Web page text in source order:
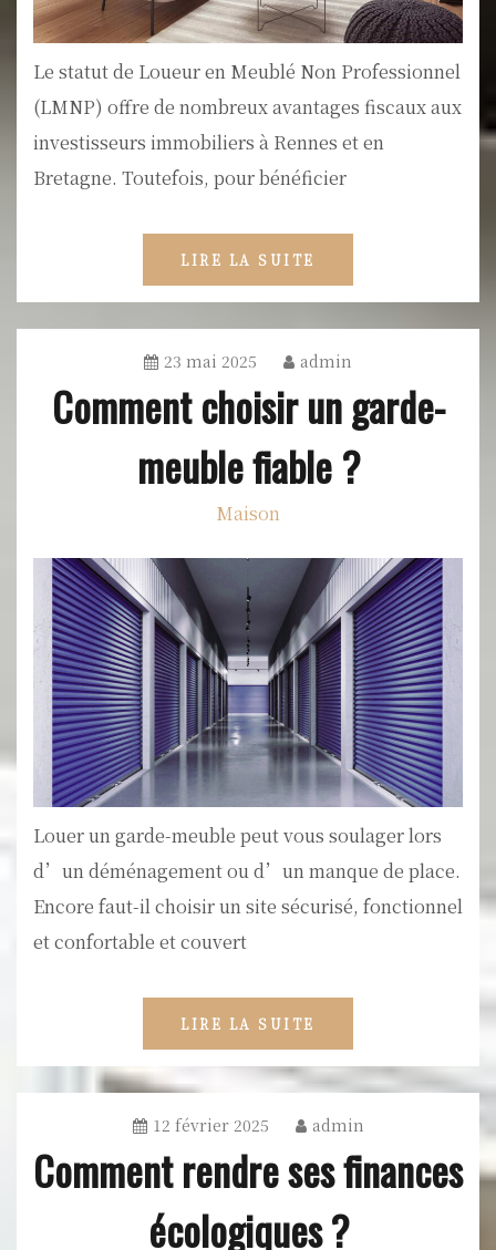
Le statut de Loueur en Meublé Non Professionnel
(LMNP) offre de nombreux avantages fiscaux aux
investisseurs immobiliers à Rennes et en
Bretagne. Toutefois, pour bénéficier
LIRE LA SUITE
23 mai 2025 admin
Comment choisir un garde-
meuble fiable ?
Maison
Louer un garde-meuble peut vous soulager lors
d’un déménagement ou d’un manque de place.
Encore faut-il choisir un site sécurisé, fonctionnel
et confortable et couvert
LIRE LA SUITE
12 février 2025 admin
Comment rendre ses finances
écologiques ?